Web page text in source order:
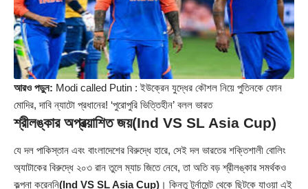
আরও পড়ুন: Modi called Putin : ইউক্রেন যুদ্ধের কৌশল নিয়ে পুতিনকে ফোন
মোদির, দাবি ন্যাটো প্রধানের! ‘পুরোপুরি ভিত্তিহীন’ বলল ভারত
শ্রীলঙ্কার অপ্রত্য়াশিত জয়(Ind VS SL Asia Cup)
যে দল পাকিস্তান এবং বাংলাদেশের বিরুদ্ধে হারে, সেই দল ভারতের শক্তিশালী বোলিং
অ্যাটাকের বিরুদ্ধে ২০৩ রান তুলে ম্যাচ জিতে নেবে, তা অতি বড় শ্রীলঙ্কার সমর্থকও
কল্পনা করেননি(Ind VS SL Asia Cup) । কিন্তু টুর্নামেন্ট থেকে ছিটকে যাওয়া এই